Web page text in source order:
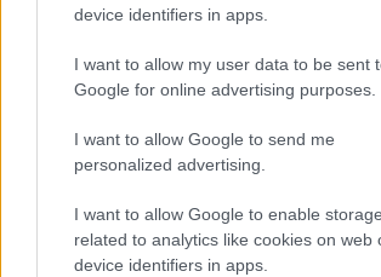
device identifiers in apps.
I want to allow my user data to be sent
Google for online advertising purposes.
I want to allow Google to send me
personalized advertising.
I want to allow Google to enable storage
related to analytics like cookies on web
device identifiers in apps.
Monte Pino, la fine di un lungo
rinascita della strada che
Raid nelle campagne di
la rete elettrica
Monte Pino, via i cancelli del
ritrova la strada